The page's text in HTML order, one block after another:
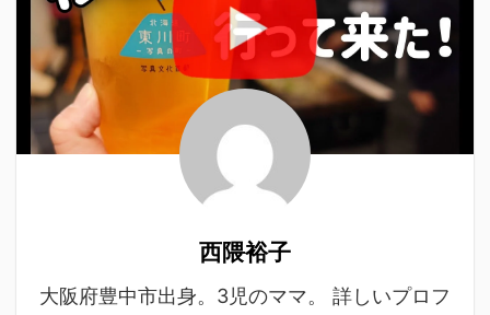
西隈裕子
大阪府豊中市出身。3児のママ。 詳しいプロフ